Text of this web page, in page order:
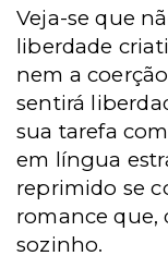
Veja-se que
liberdade
nem a
sentirá
sua tarefa
em língua
reprimido se
romance que,
sozinho.